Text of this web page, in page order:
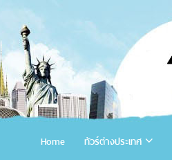
Home ทัวร์ต่างประเทศ